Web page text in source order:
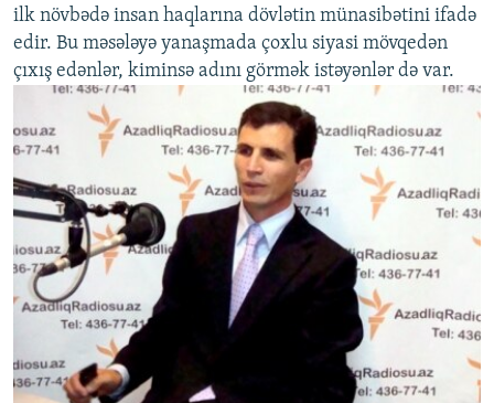
ilk növbədə insan haqlarına dövlətin münasibətini ifadə
edir. Bu məsələyə yanaşmada çoxlu siyasi mövqedən
çıxış edənlər, kiminsə adını görmək istəyənlər də var.